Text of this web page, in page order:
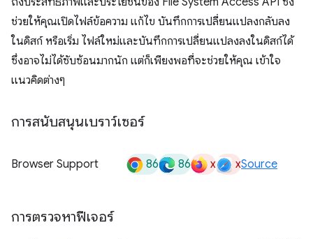
ช่วยให้คุณเปิดไฟล์ข้อความ แก้ไข บันทึกการเปลี่ยนแปลงกลับลง
ในดิสก์ หรือเริ่ม ไฟล์ใหม่และบันทึกการเปลี่ยนแปลงลงในดิสก์ได้
ซึ่งอาจไม่ได้ซับซ้อนมากนัก แต่ก็เพียงพอที่จะช่วยให้คุณ เข้าใจ
แนวคิดต่างๆ
การสนับสนุนเบราว์เซอร์
Browser Support 86 86 x xSource
การตรวจหาฟีเจอร์